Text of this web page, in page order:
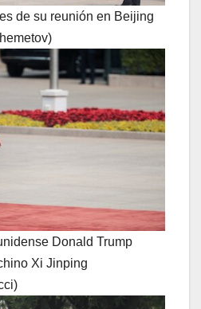
de su reunión en Beijing
Donald Trump
Xi Jinping